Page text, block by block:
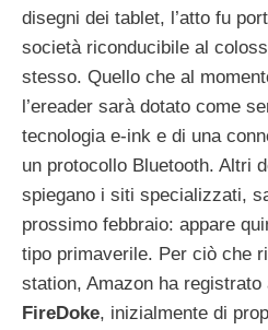
disegni dei tablet, l’atto fu
società riconducibile al
stesso. Quello che al
l’ereader sarà dotato come
tecnologia e-ink e di una
un protocollo Bluetooth. Altri
spiegano i siti specializzati,
prossimo febbraio: appare
tipo primaverile. Per ciò che
station, Amazon ha
FireDoke, inizialmente di